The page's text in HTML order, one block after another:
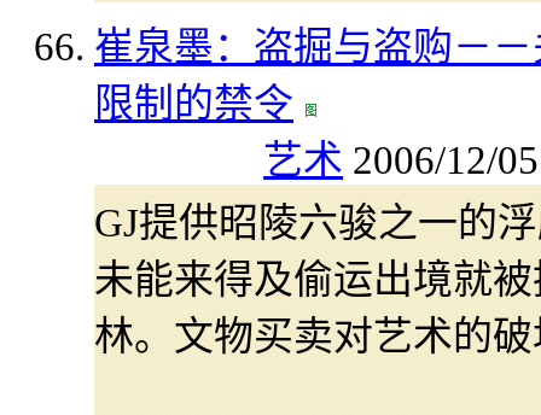
崔泉墨：盗掘与盗购－
限制的禁令
艺术 2006/12/
GJ提供昭陵六骏之一的
未能来得及偷运出境就
林。文物买卖对艺术的